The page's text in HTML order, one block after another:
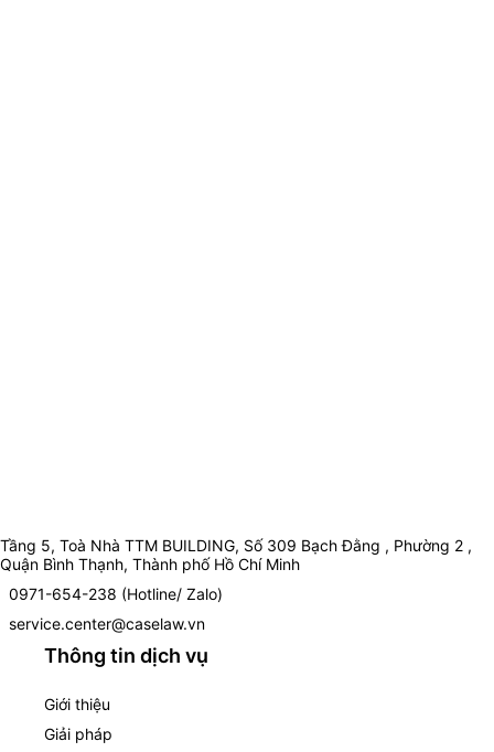
Tầng 5, Toà Nhà TTM BUILDING, Số 309 Bạch Đằng , Phường 2 ,
Quận Bình Thạnh, Thành phố Hồ Chí Minh
0971-654-238 (Hotline/ Zalo)
service.center@caselaw.vn
Thông tin dịch vụ
Giới thiệu
Giải pháp